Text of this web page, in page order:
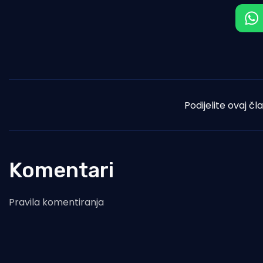
Podijelite ovaj
Komentari
Pravila komentiranja